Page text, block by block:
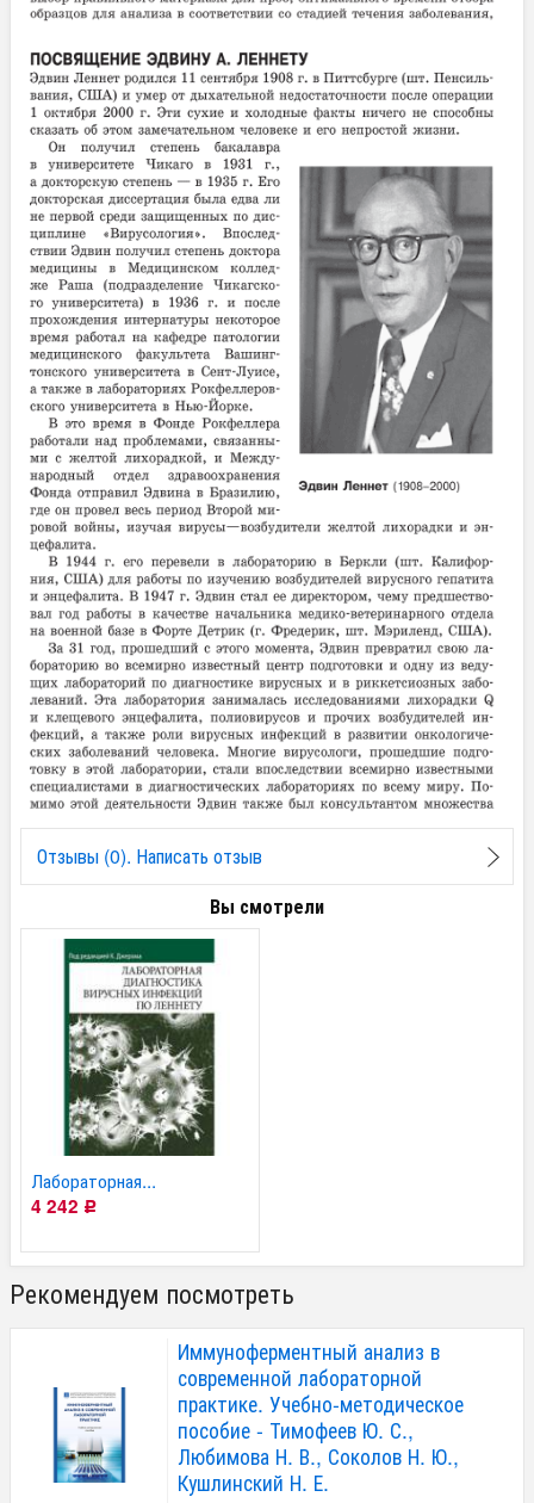
Отзывы (0). Написать отзыв
Вы смотрели
Лабораторная...
4 242 Р
Рекомендуем посмотреть
Иммуноферментный анализ в
современной лабораторной
практике. Учебно-методическое
пособие - Тимофеев Ю. С.,
Любимова Н. В., Соколов Н. Ю.,
Кушлинский Н. Е.